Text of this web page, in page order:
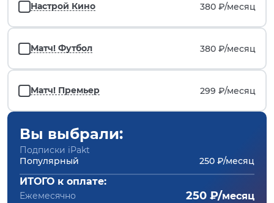
Настрой Кино 380 ₽/месяц
Матч! Футбол 380 ₽/месяц
Матч! Премьер 299 ₽/месяц
Вы выбрали:
Подписки iPakt
Популярный
250 ₽/месяц
ИТОГО к оплате:
Ежемесячно 250 ₽/месяц